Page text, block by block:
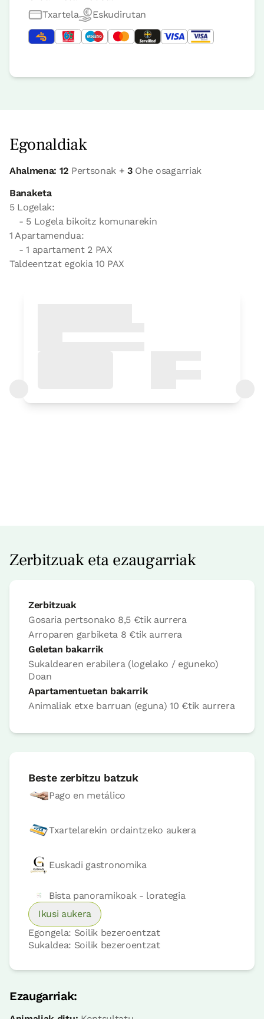
Txartela
Eskudirutan
Egonaldiak
Ahalmena: 12 Pertsonak +3Ohe osagarriak
Banaketa
5 Logelak:
- 5 Logela bikoitz komunarekin
1 Apartamendua:
- 1 apartament 2 PAX
Taldeentzat egokia 10 PAX
Logela
Bainua: Dutxako bainugela osoa
Logela
Zerbitzuak eta ezaugarriak
Zerbitzuak
Gosaria pertsonako 8,5 €tik aurrera
Arroparen garbiketa 8 €tik aurrera
Geletan bakarrik
Sukaldearen erabilera (logelako / eguneko)
Doan
Apartamentuetan bakarrik
Animaliak etxe barruan (eguna)10 €tik aurrera
Beste zerbitzu batzuk
Pago en metálico
Txartelarekin ordaintzeko aukera
Euskadi gastronomika
Bista panoramikoak - lorategia
Ikusi aukera
Egongela: Soilik bezeroentzat
Sukaldea: Soilik bezeroentzat
Ezaugarriak: